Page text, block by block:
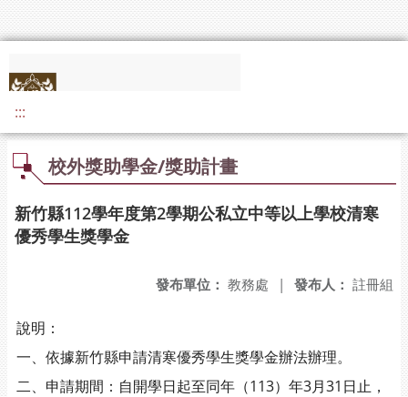
:::
校外獎助學金/獎助計畫
新竹縣112學年度第2學期公私立中等以上學校清寒
優秀學生獎學金
發布人： 註冊組
發布單位： 教務處 |
說明：
一、依據新竹縣申請清寒優秀學生獎學金辦法辦理。
二、申請期間：自開學日起至同年（113）年3月31日止，